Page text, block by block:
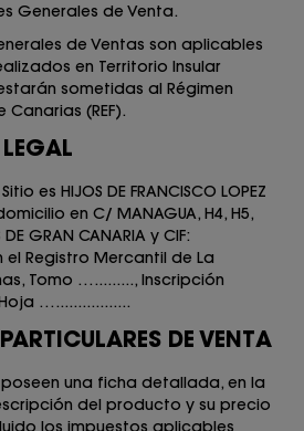
Generales de Venta.
de Ventas son aplicables
en Territorio Insular
sometidas al Régimen
(REF).
es HIJOS DE FRANCISCO LOPEZ
en C/ MANAGUA, H4, H5,
DE GRAN CANARIA y CIF:
el Registro Mercantil de La
Tomo …........., Inscripción
….................
DE VENTA
una ficha detallada, en la
del producto y su precio
los impuestos aplicables